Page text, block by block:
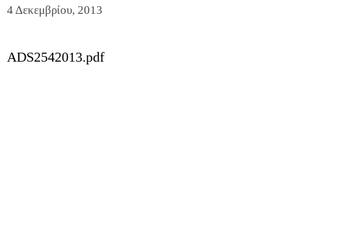
4 Δεκεμβρίου, 2013
ADS2542013.pdf